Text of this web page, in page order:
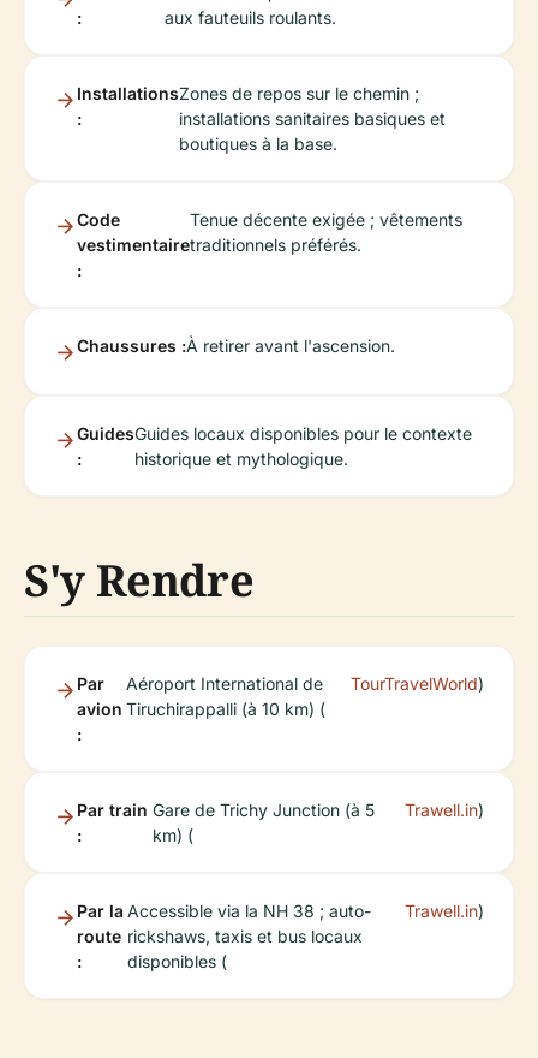
:
aux fauteuils roulants.
Installations
:
Zones de repos sur le chemin ;
installations sanitaires basiques et
boutiques à la base.
Code
vestimentaire
:
Tenue décente exigée ; vêtements
traditionnels préférés.
Chaussures :À retirer avant l'ascension.
Guides
:
Guides locaux disponibles pour le contexte
historique et mythologique.
S'y Rendre
Par
avion
:
Aéroport International de
Tiruchirappalli (à 10 km) (
TourTravelWorld)
Par train
:
Gare de Trichy Junction (à 5
km) (
Trawell.in)
Par la
route
:
Accessible via la NH 38 ; auto-
rickshaws, taxis et bus locaux
disponibles (
Trawell.in)